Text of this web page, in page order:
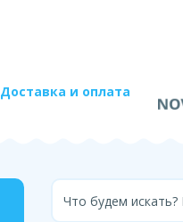
Доставка и оплата
Что будем